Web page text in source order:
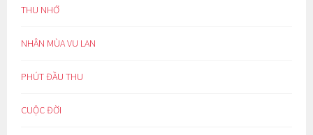
THU NHỚ
NHÂN MÙA VU LAN
PHÚT ĐẦU THU
CUỘC ĐỜI